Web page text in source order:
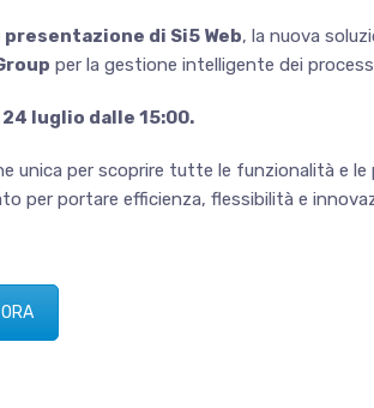
presentazione di Si5 Web, la nuova
per la gestione intelligente dei
luglio dalle 15:00.
unica per scoprire tutte le funzionalità e
per portare efficienza, flessibilità e